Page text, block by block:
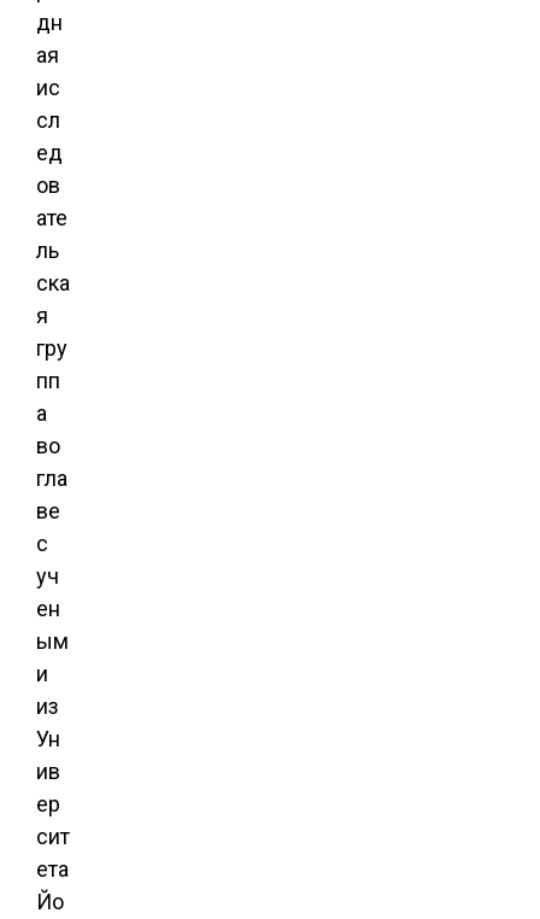
дн
ая
ис
сл
ед
ов
ате
ль
ска
я
гру
пп
а
во
гла
ве
с
уч
ен
ым
и
из
Ун
ив
ер
сит
ета
Йо